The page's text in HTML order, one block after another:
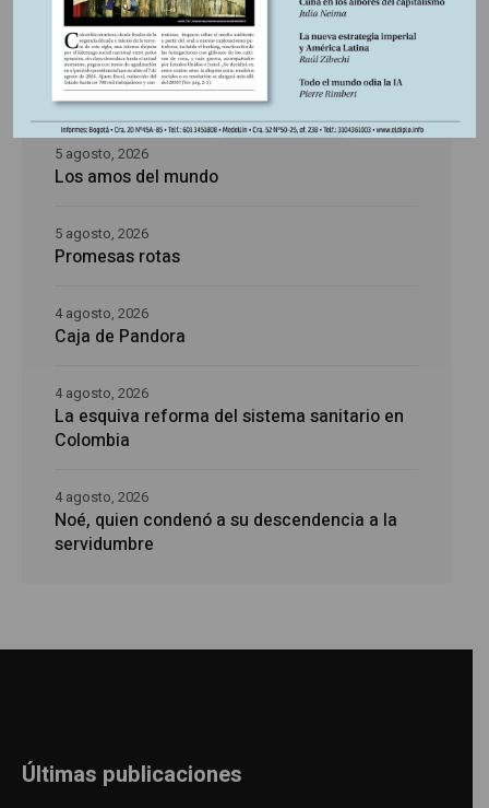
La época de la intranquilidad
5 agosto, 2026
Los amos del mundo
5 agosto, 2026
Promesas rotas
5 agosto, 2026
Caja de Pandora
4 agosto, 2026
La esquiva reforma del sistema sanitario en
Colombia
4 agosto, 2026
Noé, quien condenó a su descendencia a la
servidumbre
4 agosto, 2026
Últimas publicaciones